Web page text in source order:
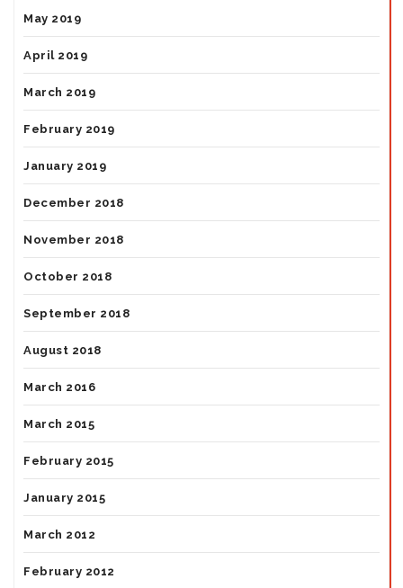
May 2019
April 2019
March 2019
February 2019
January 2019
December 2018
November 2018
October 2018
September 2018
August 2018
March 2016
March 2015
February 2015
January 2015
March 2012
February 2012